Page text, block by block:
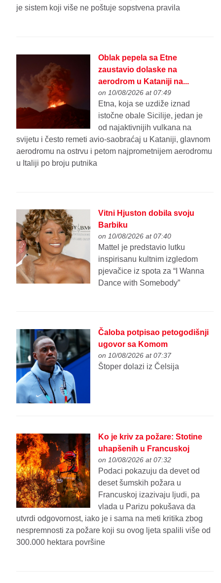
je sistem koji više ne poštuje sopstvena pravila
Oblak pepela sa Etne
zaustavio dolaske na
aerodrom u Kataniji na...
on 10/08/2026 at 07:49
Etna, koja se uzdiže iznad
istočne obale Sicilije, jedan je
od najaktivnijih vulkana na
svijetu i često remeti avio-saobraćaj u Kataniji, glavnom
aerodromu na ostrvu i petom najprometnijem aerodromu
u Italiji po broju putnika
Vitni Hjuston dobila svoju
Barbiku
on 10/08/2026 at 07:40
Mattel je predstavio lutku
inspirisanu kultnim izgledom
pjevačice iz spota za “I Wanna
Dance with Somebody”
Čaloba potpisao petogodišnji
ugovor sa Komom
on 10/08/2026 at 07:37
Štoper dolazi iz Čelsija
Ko je kriv za požare: Stotine
uhapšenih u Francuskoj
on 10/08/2026 at 07:32
Podaci pokazuju da devet od
deset šumskih požara u
Francuskoj izazivaju ljudi, pa
vlada u Parizu pokušava da
utvrdi odgovornost, iako je i sama na meti kritika zbog
nespremnosti za požare koji su ovog ljeta spalili više od
300.000 hektara površine